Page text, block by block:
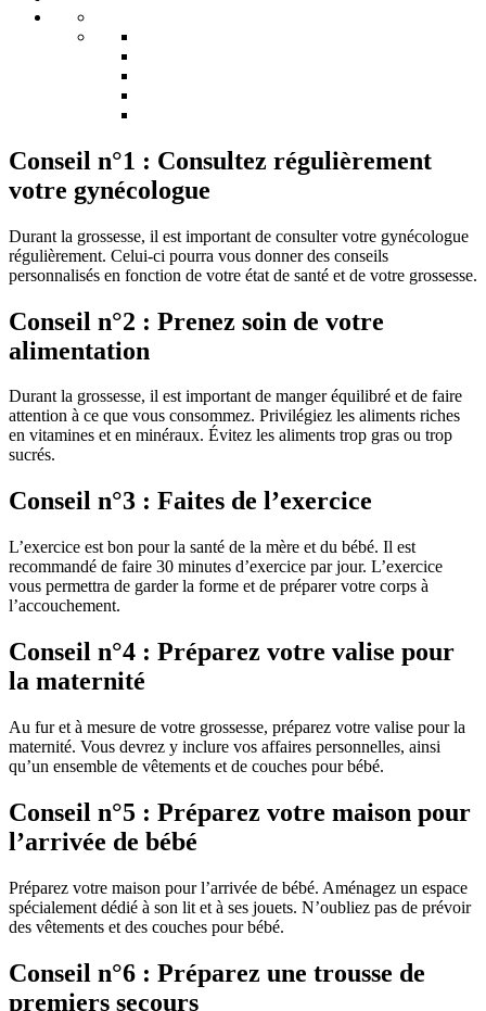
Conseil n°1 : Consultez régulièrement
votre gynécologue
Durant la grossesse, il est important de consulter votre gynécologue
régulièrement. Celui-ci pourra vous donner des conseils
personnalisés en fonction de votre état de santé et de votre grossesse.
Conseil n°2 : Prenez soin de votre
alimentation
Durant la grossesse, il est important de manger équilibré et de faire
attention à ce que vous consommez. Privilégiez les aliments riches
en vitamines et en minéraux. Évitez les aliments trop gras ou trop
sucrés.
Conseil n°3 : Faites de l’exercice
L’exercice est bon pour la santé de la mère et du bébé. Il est
recommandé de faire 30 minutes d’exercice par jour. L’exercice
vous permettra de garder la forme et de préparer votre corps à
l’accouchement.
Conseil n°4 : Préparez votre valise pour
la maternité
Au fur et à mesure de votre grossesse, préparez votre valise pour la
maternité. Vous devrez y inclure vos affaires personnelles, ainsi
qu’un ensemble de vêtements et de couches pour bébé.
Conseil n°5 : Préparez votre maison pour
l’arrivée de bébé
Préparez votre maison pour l’arrivée de bébé. Aménagez un espace
spécialement dédié à son lit et à ses jouets. N’oubliez pas de prévoir
des vêtements et des couches pour bébé.
Conseil n°6 : Préparez une trousse de
premiers secours